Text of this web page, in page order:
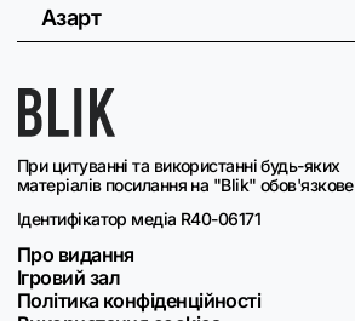
При цитуванні та використанні будь-яких
матеріалів посилання на "Blik" обов'язкове
Ідентифікатор медіа R40-06171
Про видання
Ігровий зал
Політика конфіденційності
Азарт